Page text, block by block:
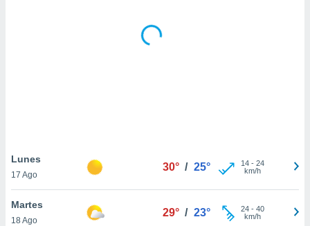
similares
como
sitio
Lunes
17 Ago
30° / 25° 14- 24
km/h
Martes
18 Ago
29° / 23° 24- 40
km/h